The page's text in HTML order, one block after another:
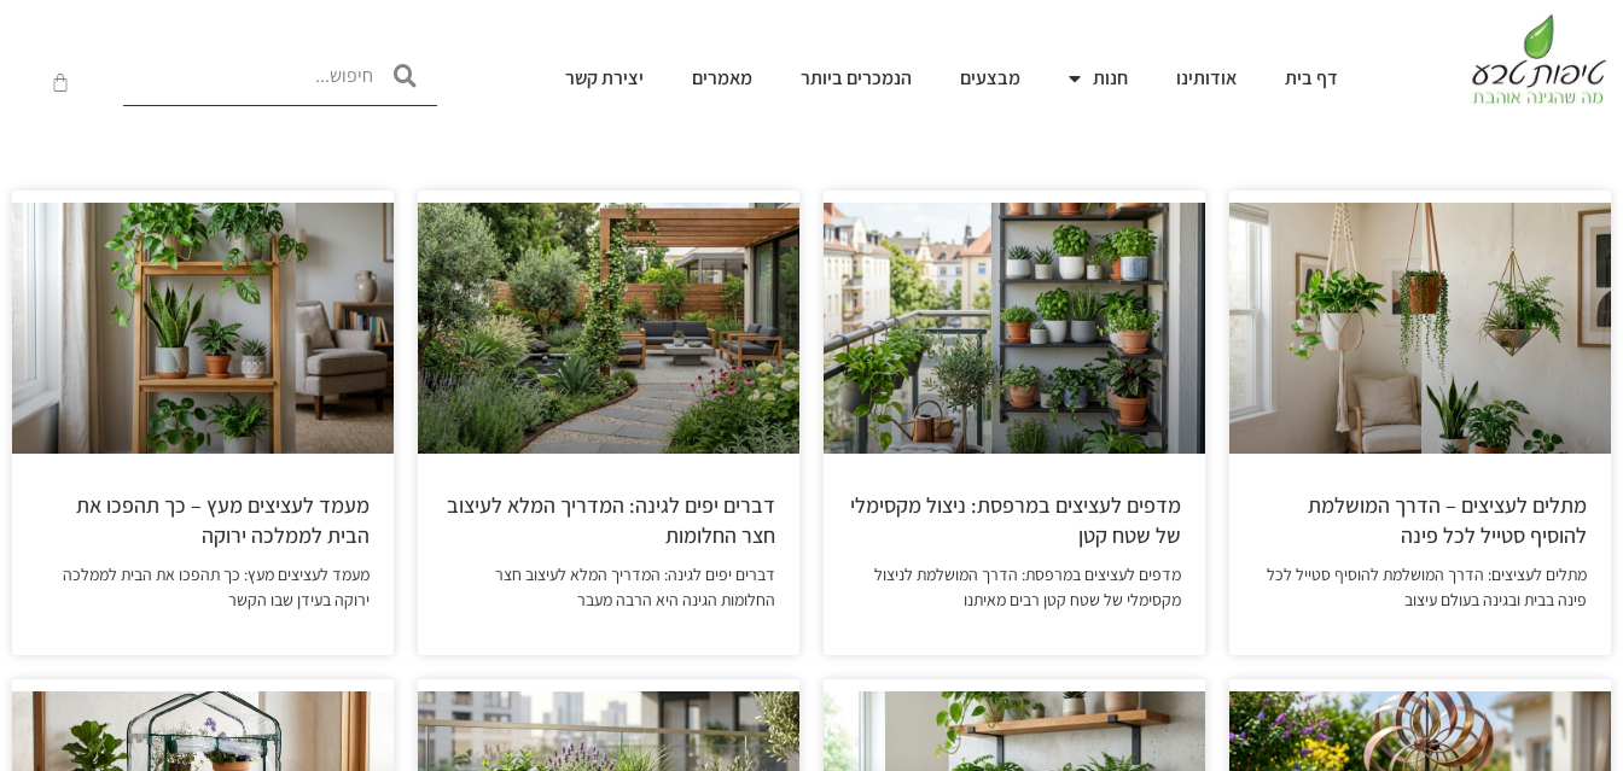
דף בית אודותינו חנות מבצעים הנמכרים ביותר מאמרים יצירת קשר
מתלים לעציצים – הדרך המושלמת
להוסיף סטייל לכל פינה
מתלים לעציצים: הדרך המושלמת להוסיף סטייל לכל
פינה בבית ובגינה בעולם עיצוב
מדפים לעציצים במרפסת: ניצול מקסימלי
של שטח קטן
מדפים לעציצים במרפסת: הדרך המושלמת לניצול
מקסימלי של שטח קטן רבים מאיתנו
דברים יפים לגינה: המדריך המלא לעיצוב
חצר החלומות
דברים יפים לגינה: המדריך המלא לעיצוב חצר
החלומות הגינה היא הרבה מעבר
מעמד לעציצים מעץ – כך תהפכו את
הבית לממלכה ירוקה
מעמד לעציצים מעץ: כך תהפכו את הבית לממלכה
ירוקה בעידן שבו הקשר